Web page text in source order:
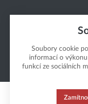
Soubory cookie
informací o
funkcí ze sociálních